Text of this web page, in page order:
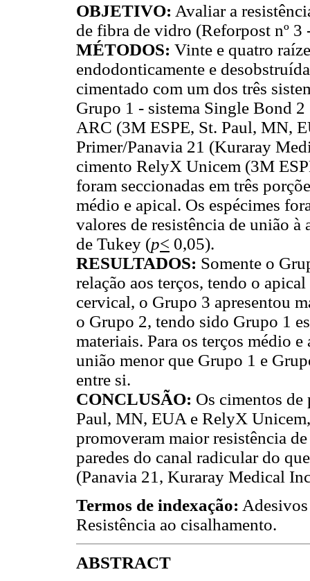
OBJETIVO: Avaliar a
de fibra de vidro (Reforpost nº
MÉTODOS: Vinte e quatro
endodonticamente e
cimentado com um dos três
Grupo 1 - sistema Single Bond
ARC (3M ESPE, St. Paul, MN,
Primer/Panavia 21 (Kuraray
cimento RelyX Unicem (3M
foram seccionadas em três
médio e apical. Os espécimes
valores de resistência de união
de Tukey (p< 0,05).
RESULTADOS: Somente o
relação aos terços, tendo o
cervical, o Grupo 3 apresentou
o Grupo 2, tendo sido Grupo 1
materiais. Para os terços médio
união menor que Grupo 1 e
entre si.
CONCLUSÃO: Os cimentos
Paul, MN, EUA e RelyX
promoveram maior resistência
paredes do canal radicular do
(Panavia 21, Kuraray Medical
Termos de indexação:
Resistência ao cisalhamento.
ABSTRACT